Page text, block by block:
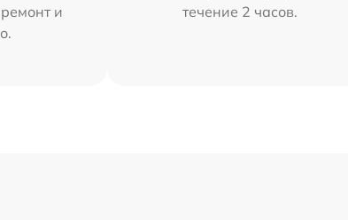
и
течение 2 часов.